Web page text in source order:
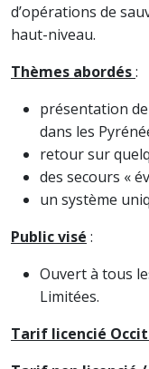
d’opérations de
haut-niveau.
Thèmes abordés:
présentation
dans les
retour sur
des secours «
un système
Public visé :
Ouvert à tous
Limitées.
Tarif licencié